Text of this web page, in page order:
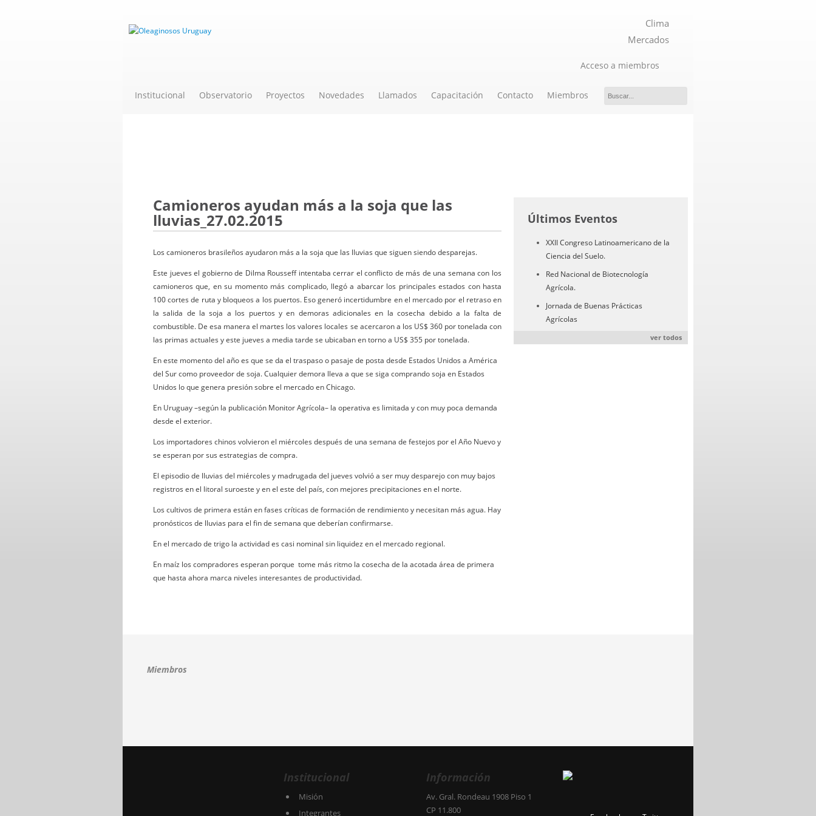
Clima
Mercados
Acceso a miembros
Institucional Observatorio Proyectos Novedades Llamados Capacitación Contacto Miembros
Camioneros ayudan más a la soja que las
lluvias_27.02.2015
Los camioneros brasileños ayudaron más a la soja que las lluvias que siguen siendo desparejas.
Este jueves el gobierno de Dilma Rousseff intentaba cerrar el conflicto de más de una semana con los
camioneros que, en su momento más complicado, llegó a abarcar los principales estados con hasta
100 cortes de ruta y bloqueos a los puertos. Eso generó incertidumbre en el mercado por el retraso en
la salida de la soja a los puertos y en demoras adicionales en la cosecha debido a la falta de
combustible. De esa manera el martes los valores locales se acercaron a los US$ 360 por tonelada con
las primas actuales y este jueves a media tarde se ubicaban en torno a US$ 355 por tonelada.
En este momento del año es que se da el traspaso o pasaje de posta desde Estados Unidos a América
del Sur como proveedor de soja. Cualquier demora lleva a que se siga comprando soja en Estados
Unidos lo que genera presión sobre el mercado en Chicago.
En Uruguay –según la publicación Monitor Agrícola– la operativa es limitada y con muy poca demanda
desde el exterior.
Los importadores chinos volvieron el miércoles después de una semana de festejos por el Año Nuevo y
se esperan por sus estrategias de compra.
El episodio de lluvias del miércoles y madrugada del jueves volvió a ser muy desparejo con muy bajos
registros en el litoral suroeste y en el este del país, con mejores precipitaciones en el norte.
Los cultivos de primera están en fases críticas de formación de rendimiento y necesitan más agua. Hay
pronósticos de lluvias para el fin de semana que deberían confirmarse.
En el mercado de trigo la actividad es casi nominal sin liquidez en el mercado regional.
En maíz los compradores esperan porque tome más ritmo la cosecha de la acotada área de primera
que hasta ahora marca niveles interesantes de productividad.
Últimos Eventos
XXII Congreso Latinoamericano de la
Ciencia del Suelo.
Red Nacional de Biotecnología
Agrícola.
Jornada de Buenas Prácticas
Agrícolas
ver todos
Miembros
Institucional
Misión
Integrantes
Información
Av. Gral. Rondeau 1908 Piso 1
CP 11.800